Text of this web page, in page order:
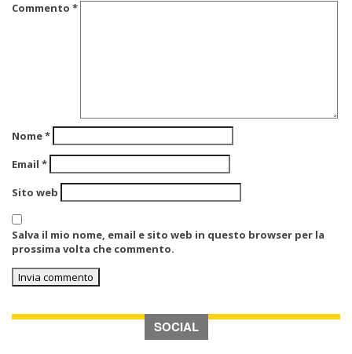
Commento *
Nome*
Email *
Sito web
Salva il mio nome, email e sito web in questo browser per la
prossima volta che commento.
SOCIAL